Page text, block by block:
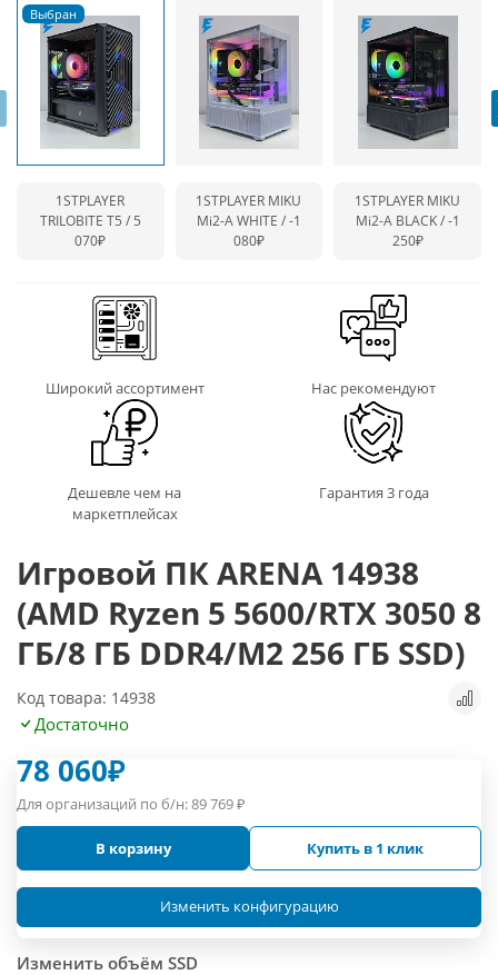
1STPLAYER
TRILOBITE T5 / 5
070₽
1STPLAYER MIKU
Mi2-A WHITE /-1
080₽
1STPLAYER MIKU
Mi2-A BLACK /-1
250₽
Широкий ассортимент Нас рекомендуют
Дешевле чем на
маркетплейсах
Гарантия 3 года
Игровой ПК ARENA 14938
(AMD Ryzen 5 5600/RTX 3050 8
ГБ/8 ГБ DDR4/M2 256 ГБ SSD)
Код товара: 14938
Достаточно
78 060₽
Для организаций по б/н:89 769₽
В корзину Купить в 1 клик
Изменить конфигурацию
Изменить объём SSD